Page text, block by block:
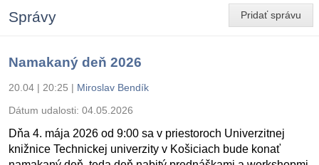
Pridať správu
Správy
Namakaný deň 2026
20.04 | 20:25 | Miroslav Bendík
Dátum udalosti: 04.05.2026
Dňa 4. mája 2026 od 9:00 sa v priestoroch Univerzitnej
knižnice Technickej univerzity v Košiciach bude konať